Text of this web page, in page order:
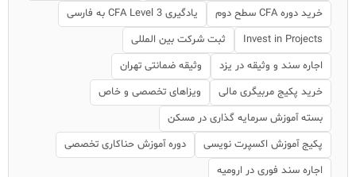
خرید دوره CFA سطح دوم
یادگیری CFA Level 3 به فارسی
Invest in Projects
ثبت شرکت بین المللی
اجاره سند و وثیقه در یزد
وثیقه ضمانتی تهران
خرید پکیج مربیگری مالی
ویزاهای تخصصی و خاص
بسته آموزش سرمایه گذاری در مسکن
پکیج آموزش اکسپرت نویسی
دوره آموزش حنا‌کاری تخصصی
اجاره سند فوری در ارومیه